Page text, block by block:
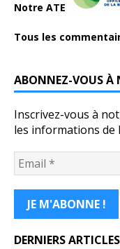
Notre ATE
Tous les
ABONNEZ-VOUS À
Inscrivez-vous à
les informations de
DERNIERS ARTICLES